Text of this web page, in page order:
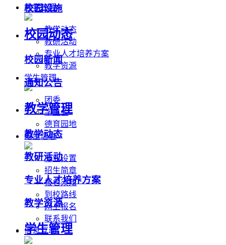
教学管理
教学动态
教研活动
专业人才培养方案
教学资源
学生管理
团委
学生会
德育园地
招生信息
专业设置
招生简章
报名须知
到校路线
网上报名
联系我们
信息互动
校园设施
校园动态
校园新闻
通知公告
教学管理
教学动态
教研活动
专业人才培养方案
教学资源
学生管理